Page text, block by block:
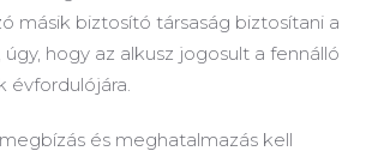
másik biztosító társaság biztosítani a
hogy az alkusz jogosult a fennálló
évfordulójára.
és meghatalmazás kell